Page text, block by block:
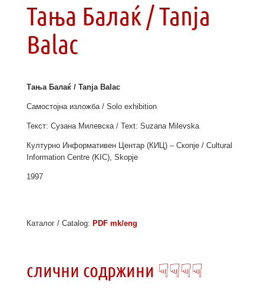
Тања Балаќ / Tanja
Balac
Тања Балаќ / Tanja Balac
Самостојна изложба / Solo exhibition
Текст: Сузана Милевска / Text: Suzana Milevska
Културно Информативен Центар (КИЦ) – Скопје / Cultural
Information Centre (KIC), Skopje
1997
Каталог / Catalog: PDF mk/eng
слични содржини ☟☟☟☟